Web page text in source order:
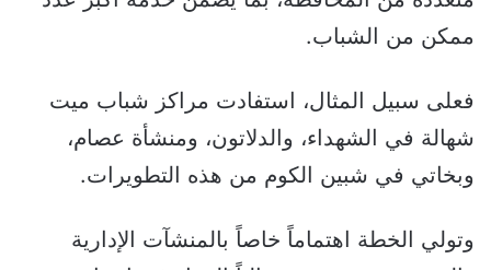
ممكن من الشباب.
فعلى سبيل المثال، استفادت مراكز شباب ميت
شهالة في الشهداء، والدلاتون، ومنشأة عصام،
وبخاتي في شبين الكوم من هذه التطويرات.
وتولي الخطة اهتماماً خاصاً بالمنشآت الإدارية